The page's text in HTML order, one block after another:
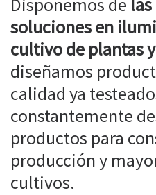
Disponemos de
soluciones en
cultivo de plantas
diseñamos
calidad ya
constantemente
productos para
producción y
cultivos.